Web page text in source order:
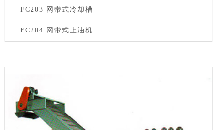
FC203 网带式冷却槽
FC204 网带式上油机